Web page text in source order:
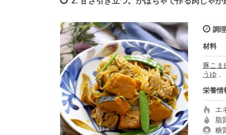
調
材料
豚こま
うゆ
栄養情
エ
脂
糖